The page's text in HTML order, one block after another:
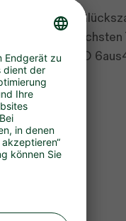
waschechten
bei Ihrem nächsten
von LOTTO